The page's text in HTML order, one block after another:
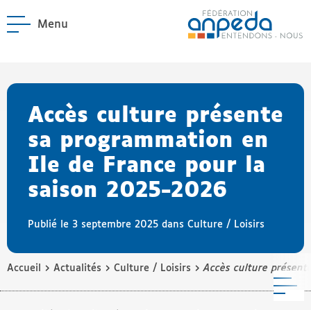
Menu
Accès culture présente
sa programmation en
Ile de France pour la
saison 2025-2026
Publié le 3 septembre 2025 dans Culture / Loisirs
Accueil › Actualités › Culture / Loisirs ›Accès culture